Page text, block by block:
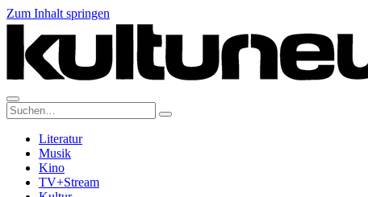
Zum Inhalt springen
Suche:
Literatur
Musik
Kino
TV+Stream